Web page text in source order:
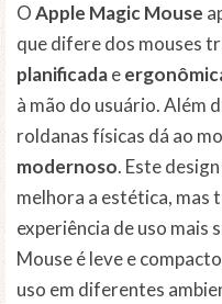
OApple Magic Mouse
que difere dos mouses
planificadae
à mão do usuário. Além
roldanas físicas dá ao
modernoso. Este
melhora a estética, mas
experiência de uso mais
Mouse é leve e
uso em diferentes